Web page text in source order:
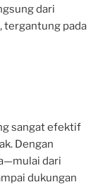
dari
tergantung pada
sangat efektif
Dengan
dari
dukungan